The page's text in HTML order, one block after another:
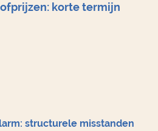
korte termijn